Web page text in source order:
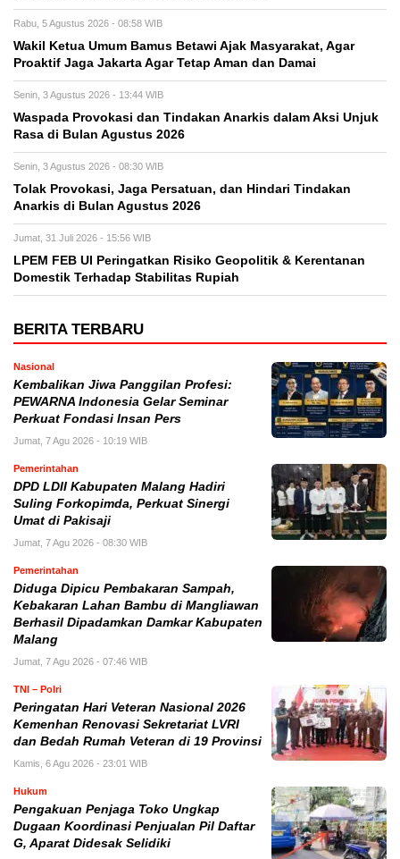
Rabu, 5 Agustus 2026 - 08:58 WIB
Wakil Ketua Umum Bamus Betawi Ajak Masyarakat, Agar
Proaktif Jaga Jakarta Agar Tetap Aman dan Damai
Senin, 3 Agustus 2026 - 13:44 WIB
Waspada Provokasi dan Tindakan Anarkis dalam Aksi Unjuk
Rasa di Bulan Agustus 2026
Senin, 3 Agustus 2026 - 08:30 WIB
Tolak Provokasi, Jaga Persatuan, dan Hindari Tindakan
Anarkis di Bulan Agustus 2026
Jumat, 31 Juli 2026 - 15:56 WIB
LPEM FEB UI Peringatkan Risiko Geopolitik & Kerentanan
Domestik Terhadap Stabilitas Rupiah
BERITA TERBARU
Nasional
Kembalikan Jiwa Panggilan Profesi:
PEWARNA Indonesia Gelar Seminar
Perkuat Fondasi Insan Pers
Jumat, 7 Agu 2026 - 10:19 WIB
Pemerintahan
DPD LDII Kabupaten Malang Hadiri
Suling Forkopimda, Perkuat Sinergi
Umat di Pakisaji
Jumat, 7 Agu 2026 - 08:30 WIB
Pemerintahan
Diduga Dipicu Pembakaran Sampah,
Kebakaran Lahan Bambu di Mangliawan
Berhasil Dipadamkan Damkar Kabupaten
Malang
Jumat, 7 Agu 2026 - 07:46 WIB
TNI – Polri
Peringatan Hari Veteran Nasional 2026
Kemenhan Renovasi Sekretariat LVRI
dan Bedah Rumah Veteran di 19 Provinsi
Kamis, 6 Agu 2026 - 23:01 WIB
Hukum
Pengakuan Penjaga Toko Ungkap
Dugaan Koordinasi Penjualan Pil Daftar
G, Aparat Didesak Selidiki